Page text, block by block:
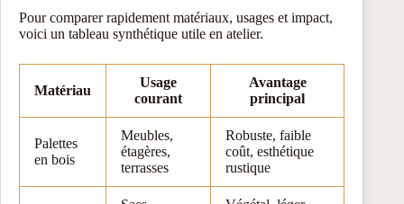
Pour comparer rapidement matériaux, usages et impact,
voici un tableau synthétique utile en atelier.
Matériau
Usage
courant
Avantage
principal
Palettes
en bois
Meubles,
étagères,
terrasses
Robuste, faible
coût, esthétique
rustique